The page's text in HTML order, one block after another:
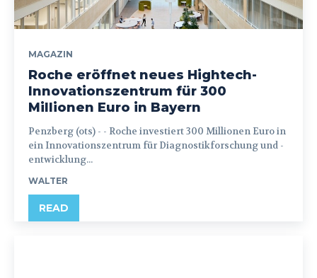
MAGAZIN
Roche eröffnet neues Hightech-
Innovationszentrum für 300
Millionen Euro in Bayern
Penzberg (ots) - - Roche investiert 300 Millionen Euro in
ein Innovationszentrum für Diagnostikforschung und -
entwicklung...
WALTER
READ